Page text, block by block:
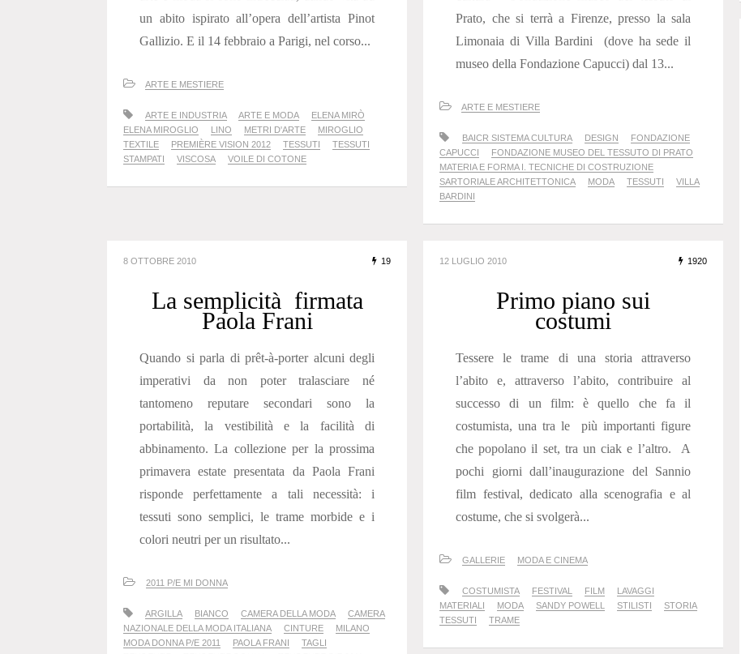
un abito ispirato all’opera dell’artista Pinot
Gallizio. E il 14 febbraio a Parigi, nel corso...
ARTE E MESTIERE
ARTE E INDUSTRIA ARTE E MODA
ELENA MIRÒ
ELENA MIROGLIO
LINO METRI D'ARTE
MIROGLIO
TEXTILE
PREMIÈRE VISION 2012 TESSUTI
TESSUTI
STAMPATI
VISCOSA VOILE DI COTONE
Prato, che si terrà a Firenze, presso la sala
Limonaia di Villa Bardini (dove ha sede il
museo della Fondazione Capucci) dal 13...
ARTE E MESTIERE
BAICR SISTEMA CULTURA DESIGN
FONDAZIONE
CAPUCCI
FONDAZIONE MUSEO DEL TESSUTO DI PRATO
MATERIA E FORMA I. TECNICHE DI COSTRUZIONE
SARTORIALE ARCHITETTONICA
MODA TESSUTI
VILLA
BARDINI
8 OTTOBRE 2010 19
La semplicità firmata
Paola Frani
Quando si parla di prêt-à-porter alcuni degli
imperativi da non poter tralasciare né
tantomeno reputare secondari sono la
portabilità, la vestibilità e la facilità di
abbinamento. La collezione per la prossima
primavera estate presentata da Paola Frani
risponde perfettamente a tali necessità: i
tessuti sono semplici, le trame morbide e i
colori neutri per un risultato...
2011 P/E MI DONNA
ARGILLA BIANCO CAMERA DELLA MODA
CAMERA
NAZIONALE DELLA MODA ITALIANA
CINTURE
MILANO
MODA DONNA P/E 2011
PAOLA FRANI
TAGLI
12 LUGLIO 2010 1920
Primo piano sui
costumi
Tessere le trame di una storia attraverso
l’abito e, attraverso l’abito, contribuire al
successo di un film: è quello che fa il
costumista, una tra le più importanti figure
che popolano il set, tra un ciak e l’altro. A
pochi giorni dall’inaugurazione del Sannio
film festival, dedicato alla scenografia e al
costume, che si svolgerà...
GALLERIE MODA E CINEMA
COSTUMISTA FESTIVAL FILM
LAVAGGI
MATERIALI
MODA SANDY POWELL STILISTI
STORIA
TESSUTI
TRAME